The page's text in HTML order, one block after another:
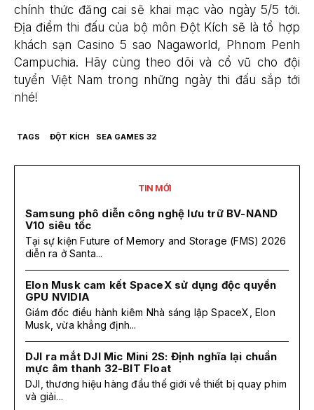
chính thức đăng cai sẽ khai mạc vào ngày 5/5 tới.
Địa điểm thi đấu của bộ môn Đột Kích sẽ là tổ hợp
khách sạn Casino 5 sao Nagaworld, Phnom Penh
Campuchia. Hãy cùng theo dõi và cổ vũ cho đội
tuyển Việt Nam trong những ngày thi đấu sắp tới
nhé!
TAGS ĐỘT KÍCH SEA GAMES 32
TIN MỚI
Samsung phô diễn công nghệ lưu trữ BV-NAND
V10 siêu tốc
Tại sự kiện Future of Memory and Storage (FMS) 2026
diễn ra ở Santa...
Elon Musk cam kết SpaceX sử dụng độc quyền
GPU NVIDIA
Giám đốc điều hành kiêm Nhà sáng lập SpaceX, Elon
Musk, vừa khẳng định...
DJI ra mắt DJI Mic Mini 2S: Định nghĩa lại chuẩn
mực âm thanh 32-BIT Float
DJI, thương hiệu hàng đầu thế giới về thiết bị quay phim
và giải...